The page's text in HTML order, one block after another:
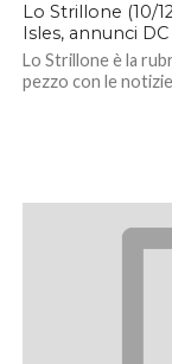
Lo Strillone (10/
Isles, annunci
Lo Strillone è la
pezzo con le